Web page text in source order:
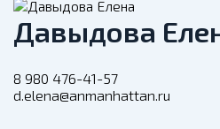
Давыдова
8 980 476-41-57
d.elena@anmanhattan.ru